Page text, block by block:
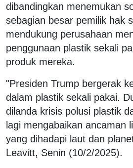
dibandingkan menemukan
sebagian besar pemilik hak
mendukung perusahaan
penggunaan plastik sekali
produk mereka.
"Presiden Trump bergerak
dalam plastik sekali pakai.
dilanda krisis polusi plastik
lagi mengabaikan ancaman
yang dihadapi laut dan
Leavitt, Senin (10/2/2025).